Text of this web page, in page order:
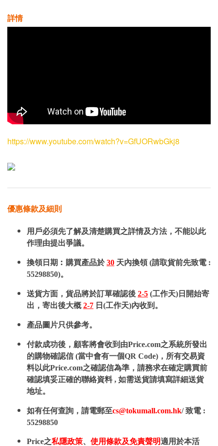
詳情
https://www.youtube.com/watch?v=GfUORwbGkj8
優惠條款及細則
用戶必須先了解及清楚購買之詳情及方法，不能以此
作理由提出爭議。
換領日期︰購買產品於30 天內換領 (請取貨前先致電 :
55298850)。
送貨方面，貨品將於訂單確認後 2-5 (工作天)日開始寄
出，寄出後大概2-7 日(工作天)內收到。
產品圖片只供參考。
付款成功後，顧客將會收到由Price.com之系統所發出
的購物確認信 (當中會有一個QR Code)，所有交易資
料以此Price.com之確認信為準，請務求在確定購買前
確認填妥正確的聯絡資料 , 如需送貨請填寫詳細送貨
地址。
如有任何查詢，請電郵至cs@tokumall.com.hk/ 致電 :
55298850
Price之私隱政策、 使用條款及免責聲明適用於本活